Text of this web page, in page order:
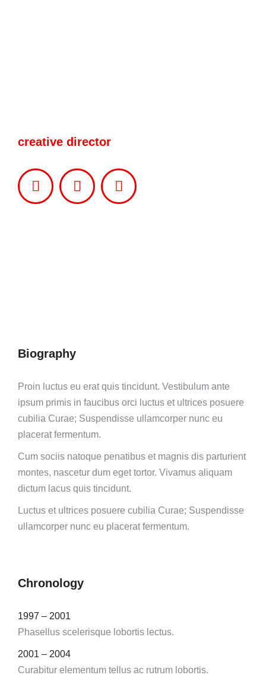
creative director
FacebookLinkedinInstagram
Biography
Proin luctus eu erat quis tincidunt. Vestibulum ante
ipsum primis in faucibus orci luctus et ultrices posuere
cubilia Curae; Suspendisse ullamcorper nunc eu
placerat fermentum.
Cum sociis natoque penatibus et magnis dis parturient
montes, nascetur dum eget tortor. Vivamus aliquam
dictum lacus quis tincidunt.
Luctus et ultrices posuere cubilia Curae; Suspendisse
ullamcorper nunc eu placerat fermentum.
Chronology
1997 – 2001
Phasellus scelerisque lobortis lectus.
2001 – 2004
Curabitur elementum tellus ac rutrum lobortis.